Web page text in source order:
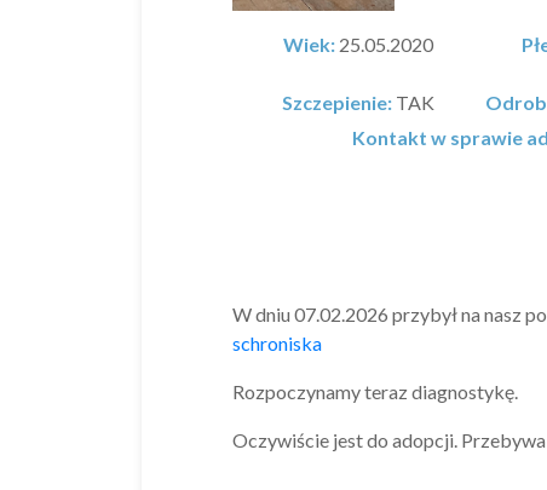
Wiek: 25.05.2020
Szczepienie: TAK
Kontakt w sprawie
W dniu 07.02.2026 przybył na nasz
schroniska
Rozpoczynamy teraz diagnostykę.
Oczywiście jest do adopcji.